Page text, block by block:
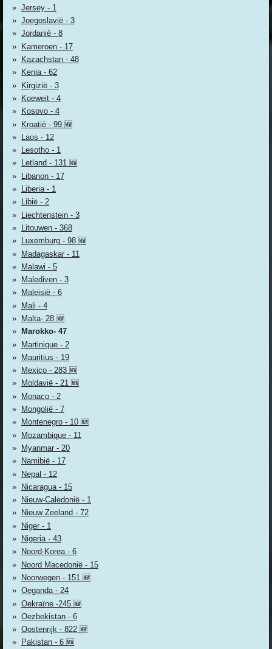
Jersey - 1
Joegoslavië - 3
Jordanië - 8
Kameroen - 17
Kazachstan - 48
Kenia - 62
Kirgizië - 3
Koeweit - 4
Kosovo - 4
Kroatië - 99 🆕
Laos - 12
Lesotho - 1
Letland - 131 🆕
Libanon - 17
Liberia - 1
Libië - 2
Liechtenstein - 3
Litouwen - 368
Luxemburg - 98 🆕
Madagaskar - 11
Malawi - 5
Malediven - 3
Maleisië - 6
Mali - 4
Malta- 28 🆕
Marokko- 47
Martinique - 2
Mauritius - 19
Mexico - 283 🆕
Moldavië - 21 🆕
Monaco - 2
Mongolië - 7
Montenegro - 10 🆕
Mozambique - 11
Myanmar - 20
Namibië - 17
Nepal - 12
Nicaragua - 15
Nieuw-Caledonië - 1
Nieuw Zeeland - 72
Niger - 1
Nigeria - 43
Noord-Korea - 6
Noord Macedonië - 15
Noorwegen - 151 🆕
Oeganda - 24
Oekraïne -245 🆕
Oezbekistan - 6
Oostenrijk - 822 🆕
Pakistan - 6 🆕